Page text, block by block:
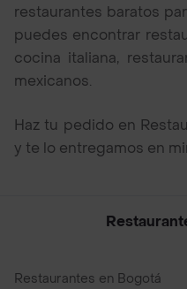
restaurantes baratos
puedes encontrar
cocina italiana,
mexicanos.
Haz tu pedido en
y te lo entregamos en
Restaurantes en Bogotá